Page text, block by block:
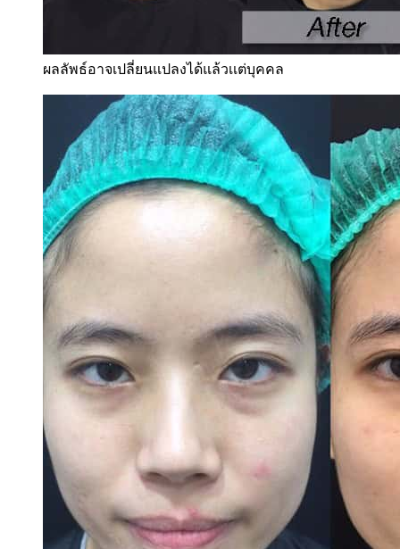
ผลลัพธ์อาจเปลี่ยนแปลงได้แล้วเเต่บุคคล